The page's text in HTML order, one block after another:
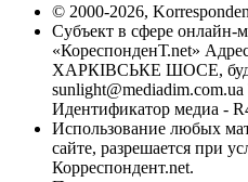
© 2000-2026,
Субъект в сфере онлайн-
«КореспонденТ.net»
ХАРКІВСЬКЕ ШОСЕ,
sunlight@mediadim.com.ua
Идентификатор медиа -
Использование любых
сайте, разрешается при
Корреспондент.net.